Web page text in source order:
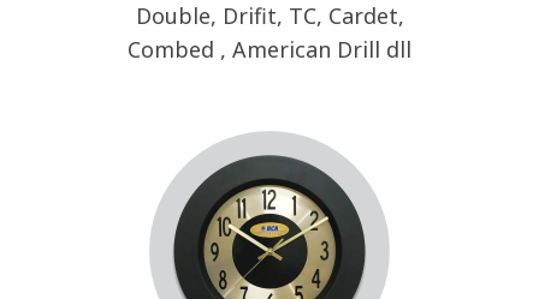
Double, Drifit, TC, Cardet,
Combed , American Drill dll